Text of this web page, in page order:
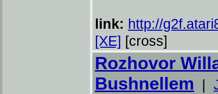
link: http://
[XE] [cross]
Rozhovor
Bushnellem |